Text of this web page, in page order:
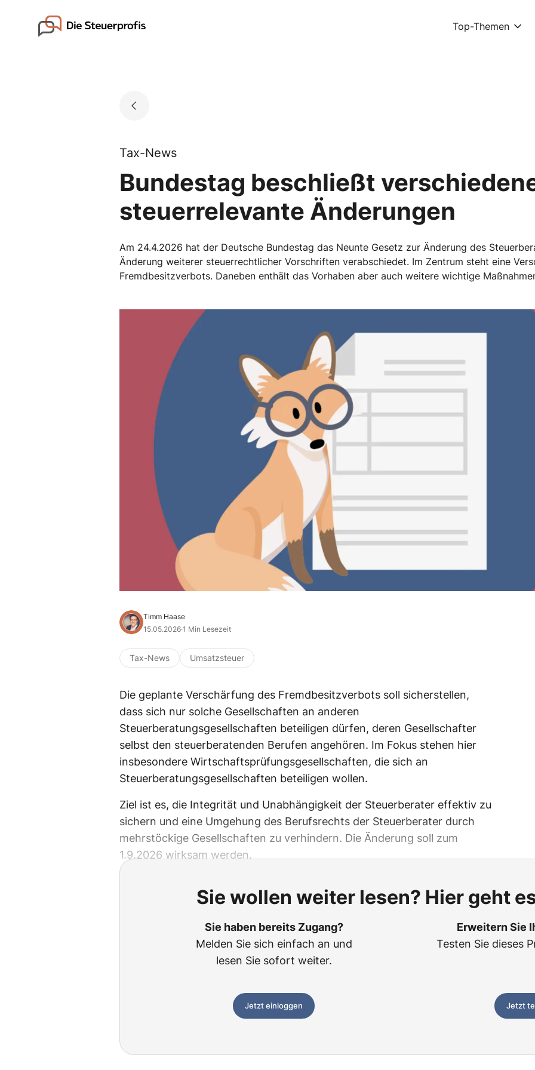
Go to landing page. Top-Themen
Tax-News
Bundestag beschließt
steuerrelevante Änderungen
Am 24.4.2026 hat der Deutsche Bundestag das Neunte Gesetz zur Änderung des
Änderung weiterer steuerrechtlicher Vorschriften verabschiedet. Im Zentrum steht eine
Fremdbesitzverbots. Daneben enthält das Vorhaben aber auch weitere wichtige
Timm Haase
15.05.2026·1 Min Lesezeit
Tax-News Umsatzsteuer
Die geplante Verschärfung des Fremdbesitzverbots soll sicherstellen,
dass sich nur solche Gesellschaften an anderen
Steuerberatungsgesellschaften beteiligen dürfen, deren Gesellschafter
selbst den steuerberatenden Berufen angehören. Im Fokus stehen hier
insbesondere Wirtschaftsprüfungsgesellschaften, die sich an
Steuerberatungsgesellschaften beteiligen wollen.
Ziel ist es, die Integrität und Unabhängigkeit der Steuerberater effektiv zu
sichern und eine Umgehung des Berufsrechts der Steuerberater durch
mehrstöckige Gesellschaften zu verhindern. Die Änderung soll zum
1.9.2026 wirksam werden.
Sie wollen weiter lesen? Hier geht
Sie haben bereits Zugang?
Melden Sie sich einfach an und
lesen Sie sofort weiter.
Erweitern Sie
Testen Sie dieses
Jetzt einloggen Jetzt